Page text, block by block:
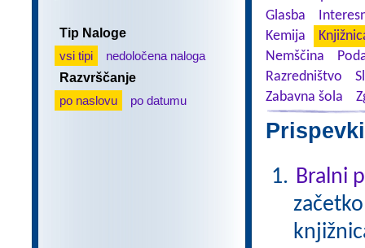
Tip Naloge
vsi tipi
nedoločena naloga
Razvrščanje
po naslovu
po datumu
Glasba
Kemija
Nemščina
Razredništvo
Zabavna šola
Bralni